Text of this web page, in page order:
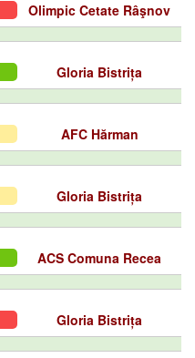
Olimpic Cetate Râşnov
Gloria Bistrița
AFC Hărman
Gloria Bistrița
ACS Comuna Recea
Gloria Bistrița